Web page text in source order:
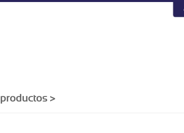
productos >